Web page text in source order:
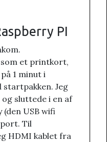
PI
som et printkort,
1 minut i
startpakken. Jeg
sluttede i en af
USB wifi
Til
HDMI kablet fra